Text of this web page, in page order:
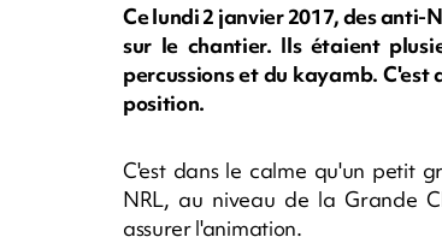
Ce lundi 2 janvier 2017, des
sur le chantier. Ils étaient
percussions et du kayamb.
position.
C'est dans le calme qu'un petit
NRL, au niveau de la Grande
assurer l'animation.